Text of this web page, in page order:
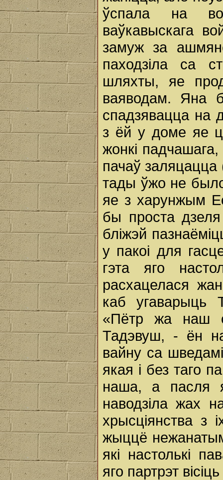
ўспала на
ваўкавыскага
замуж за
паходзіла ca
шляхты, яе
ваяводам. Яна
спадзявацца на
з ёй у доме яе
жонкі
пачаў заляцацца
тады ўжо не
яе з харунжым
бы проста
бліжэй
у пакоі для
гэта яго
расхацелася
каб угаварыць
«Пётр жа наш
Тадэвуш, - ён
вайну са
якая i без таго
наша, а пасля
наводзіла жах
хрысціянства з
жыццё
які настолькі
яго партрэт